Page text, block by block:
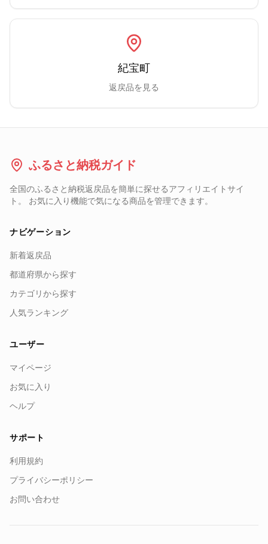
紀宝町
返戻品を見る
ふるさと納税ガイド
全国のふるさと納税返戻品を簡単に探せるアフィリエイトサイ
ト。 お気に入り機能で気になる商品を管理できます。
ナビゲーション
新着返戻品
都道府県から探す
カテゴリから探す
人気ランキング
ユーザー
マイページ
お気に入り
ヘルプ
サポート
利用規約
プライバシーポリシー
お問い合わせ